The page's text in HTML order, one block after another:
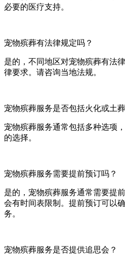
必要的医疗支持。
宠物殡葬有法律规定吗？
是的，不同地区对宠物殡葬有法
律要求。请咨询当地法规。
宠物殡葬服务是否包括火化或土
宠物殡葬服务通常包括多种选项
的选择。
宠物殡葬服务需要提前预订吗？
是的，宠物殡葬服务通常需要提
会有时间表限制。提前预订可以
务。
宠物殡葬服务是否提供追思会？